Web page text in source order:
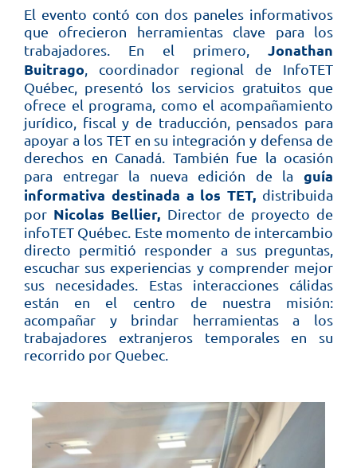
El evento contó con dos paneles informativos
que ofrecieron herramientas clave para los
trabajadores. En el primero, Jonathan
Buitrago, coordinador regional de InfoTET
Québec, presentó los servicios gratuitos que
ofrece el programa, como el acompañamiento
jurídico, fiscal y de traducción, pensados para
apoyar a los TET en su integración y defensa de
derechos en Canadá. También fue la ocasión
para entregar la nueva edición de la guía
informativa destinada a los TET, distribuida
por Nicolas Bellier, Director de proyecto de
infoTET Québec. Este momento de intercambio
directo permitió responder a sus preguntas,
escuchar sus experiencias y comprender mejor
sus necesidades. Estas interacciones cálidas
están en el centro de nuestra misión:
acompañar y brindar herramientas a los
trabajadores extranjeros temporales en su
recorrido por Quebec.